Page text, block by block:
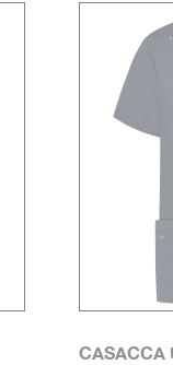
CASACCA